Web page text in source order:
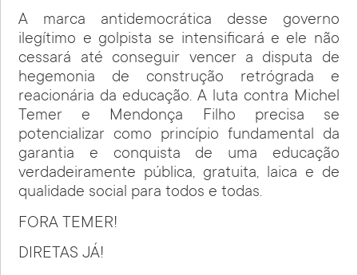
A marca antidemocrática desse governo
ilegítimo e golpista se intensificará e ele não
cessará até conseguir vencer a disputa de
hegemonia de construção retrógrada e
reacionária da educação. A luta contra Michel
Temer e Mendonça Filho precisa se
potencializar como princípio fundamental da
garantia e conquista de uma educação
verdadeiramente pública, gratuita, laica e de
qualidade social para todos e todas.
FORA TEMER!
DIRETAS JÁ!